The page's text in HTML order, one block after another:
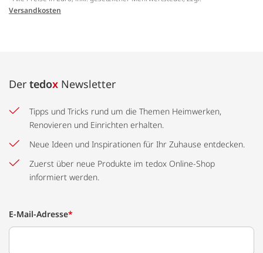
Versandkosten
Der tedox Newsletter
Tipps und Tricks rund um die Themen Heimwerken,
Renovieren und Einrichten erhalten.
Neue Ideen und Inspirationen für Ihr Zuhause entdecken.
Zuerst über neue Produkte im tedox Online-Shop
informiert werden.
E-Mail-Adresse*